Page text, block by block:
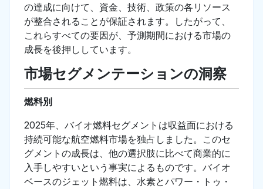
の達成に向けて、資金、技術、政策の各リソース
が整合されることが保証されます。したがって、
これらすべての要因が、予測期間における市場の
成長を後押ししています。
市場セグメンテーションの洞察
燃料別
2025年、バイオ燃料セグメントは収益面における
持続可能な航空燃料市場を独占しました。このセ
グメントの成長は、他の選択肢に比べて商業的に
入手しやすいという事実によるものです。バイオ
ベースのジェット燃料は、水素とパワー・トゥ・